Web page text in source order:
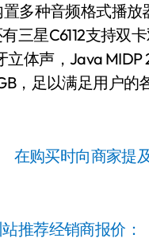
置多种音频格式播
三星C6112支持双
立体声，Java
，足以满足用户的
在购买时向商家提
推荐经销商报价：